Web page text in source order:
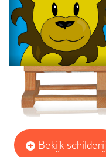
Bekijk schilderij